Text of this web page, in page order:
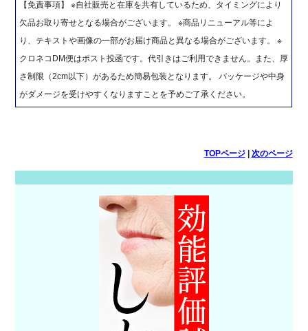
【免責事項】 ※自社販売と在庫を共有しているため、タイミングにより
欠品お取り寄せとなる場合がございます。 ※商品リニューアル等によ
り、テキストや画像の一部がお届け商品と異なる場合がございます。 ※
クロネコDM便はポスト投函です。代引きはご利用できません。また、厚
さ制限（2cm以下）があるため簡易包装となります。 パッケージや中身
がダメージを受けやすくなりますことを予めご了承ください。
TOPページ| 次のページ